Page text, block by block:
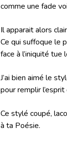
comme une fade
Il apparait alors
Ce qui suffoque le
face à l’iniquité tue
J’ai bien aimé le
pour remplir
Ce stylé coupé,
à ta Poésie.